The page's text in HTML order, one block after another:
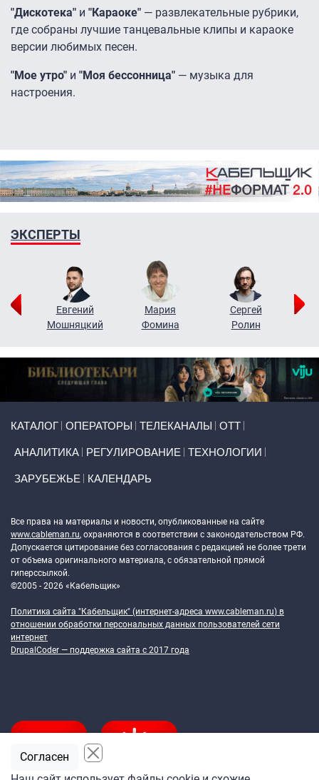
"Дискотека" и "Караоке" ― развлекательные рубрики,
где собраны лучшие танцевальные клипы и караоке
версии любимых песен.
"Мое утро" и "Моя бессонница" ― музыка для
настроения.
ЭКСПЕРТЫ
Евгений
Мошняцкий
Мария
Фомина
Сергей
Ролин
КАТАЛОГ ОПЕРАТОРЫ ТЕЛЕКАНАЛЫ ОТТ
АНАЛИТИКА РЕГУЛИРОВАНИЕ ТЕХНОЛОГИИ
ЗАРУБЕЖЬЕ КАЛЕНДАРЬ
Все права на материалы и новости, опубликованные на сайте
www.cableman.ru, охраняются в соответствии с законодательством РФ.
Допускается цитирование без согласования с редакцией не более трети
от объема оригинального материала, с обязательной прямой
гиперссылкой.
©2005 - 2026 «Кабельщик»
Политика сайта "Кабельщик" (интернет-адреса www.cableman.ru) в
отношении обработки персональных данных пользователей сети
интернет
DrupalCoder — поддержка сайта c 2017 года
Согласен